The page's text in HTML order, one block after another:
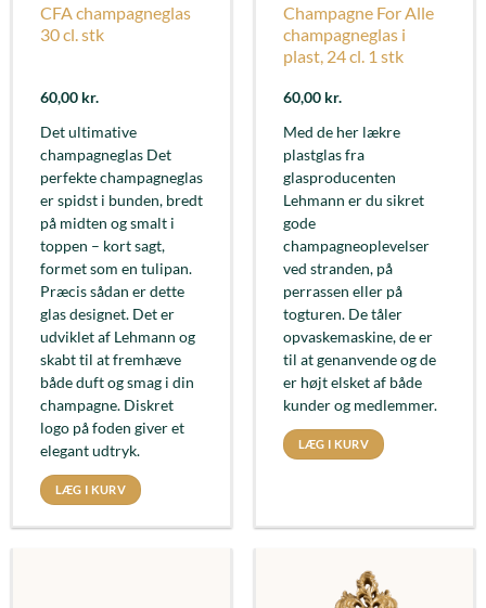
CFA champagneglas
30 cl. stk
60,00 kr.
Det ultimative
champagneglas Det
perfekte champagneglas
er spidst i bunden, bredt
på midten og smalt i
toppen – kort sagt,
formet som en tulipan.
Præcis sådan er dette
glas designet. Det er
udviklet af Lehmann og
skabt til at fremhæve
både duft og smag i din
champagne. Diskret
logo på foden giver et
elegant udtryk.
LÆG I KURV
Champagne For Alle
champagneglas i
plast, 24 cl. 1 stk
60,00 kr.
Med de her lækre
plastglas fra
glasproducenten
Lehmann er du sikret
gode
champagneoplevelser
ved stranden, på
perrassen eller på
togturen. De tåler
opvaskemaskine, de er
til at genanvende og de
er højt elsket af både
kunder og medlemmer.
LÆG I KURV